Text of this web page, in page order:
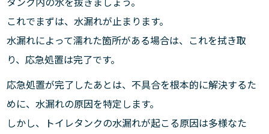
これでまずは、水漏れが止まります。
水漏れによって濡れた箇所がある場合は、これを拭き取
り、応急処置は完了です。
応急処置が完了したあとは、不具合を根本的に解決するた
めに、水漏れの原因を特定します。
しかし、トイレタンクの水漏れが起こる原因は多様なた